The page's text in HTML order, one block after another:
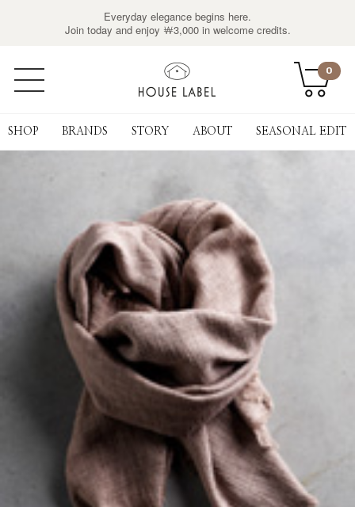
Everyday elegance begins here.
Join today and enjoy ￦3,000 in welcome credits.
0
SHOP BRANDS STORY ABOUT SEASONAL EDIT